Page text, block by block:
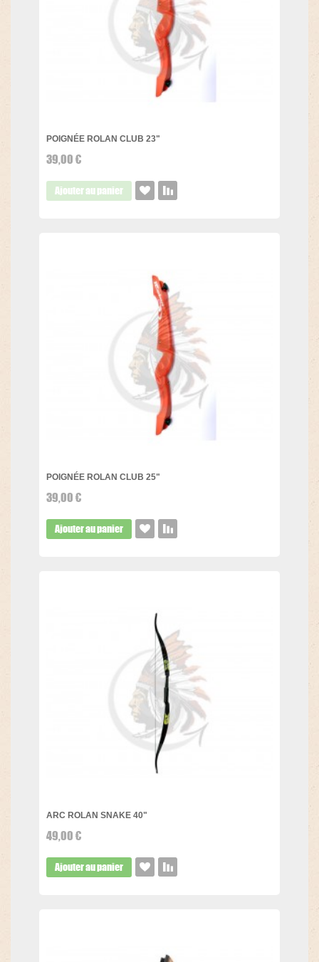
POIGNÉE ROLAN CLUB 23"
39,00 €
Ajouter au panier
POIGNÉE ROLAN CLUB 25"
39,00 €
Ajouter au panier
ARC ROLAN SNAKE 40"
49,00 €
Ajouter au panier